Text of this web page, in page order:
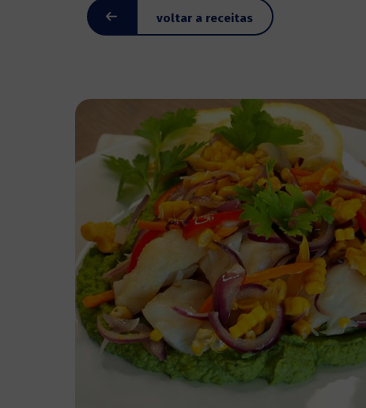
voltar a receitas